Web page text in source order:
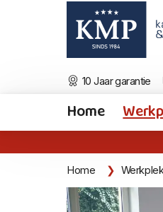
10 Jaar garantie
Home
Home